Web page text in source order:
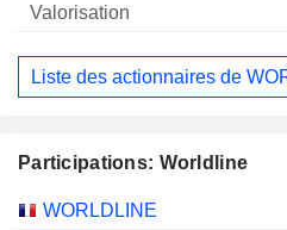
Liste des actionnaires de
Participations: Worldline
Nom Actions %
WORLDLINE